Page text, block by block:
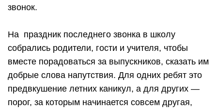
звонок.
На праздник последнего звонка в школу
собрались родители, гости и учителя, чтобы
вместе порадоваться за выпускников, сказать им
добрые слова напутствия. Для одних ребят это
предвкушение летних каникул, а для других —
порог, за которым начинается совсем другая,